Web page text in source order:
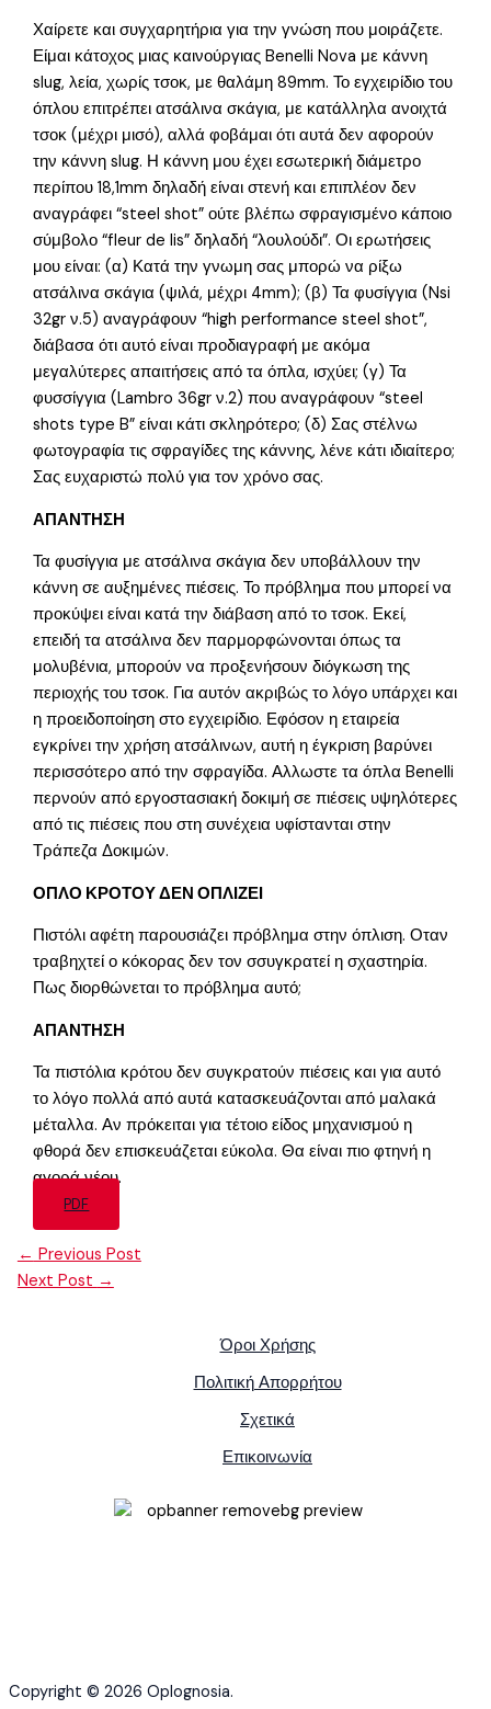
Χαίρετε και συγχαρητήρια για την γνώση που μοιράζετε.
Είμαι κάτοχος μιας καινούργιας Benelli Nova με κάννη
slug, λεία, χωρίς τσοκ, με θαλάμη 89mm. Το εγχειρίδιο του
όπλου επιτρέπει ατσάλινα σκάγια, με κατάλληλα ανοιχτά
τσοκ (μέχρι μισό), αλλά φοβάμαι ότι αυτά δεν αφορούν
την κάννη slug. Η κάννη μου έχει εσωτερική διάμετρο
περίπου 18,1mm δηλαδή είναι στενή και επιπλέον δεν
αναγράφει “steel shot” ούτε βλέπω σφραγισμένο κάποιο
σύμβολο “fleur de lis” δηλαδή “λουλούδι”. Οι ερωτήσεις
μου είναι: (α) Κατά την γνωμη σας μπορώ να ρίξω
ατσάλινα σκάγια (ψιλά, μέχρι 4mm); (β) Τα φυσίγγια (Nsi
32gr ν.5) αναγράφουν “high performance steel shot”,
διάβασα ότι αυτό είναι προδιαγραφή με ακόμα
μεγαλύτερες απαιτήσεις από τα όπλα, ισχύει; (γ) Τα
φυσσίγγια (Lambro 36gr ν.2) που αναγράφουν “steel
shots type B” είναι κάτι σκληρότερο; (δ) Σας στέλνω
φωτογραφία τις σφραγίδες της κάννης, λένε κάτι ιδιαίτερο;
Σας ευχαριστώ πολύ για τον χρόνο σας.
ΑΠΑΝΤΗΣΗ
Τα φυσίγγια με ατσάλινα σκάγια δεν υποβάλλουν την
κάννη σε αυξημένες πιέσεις. Το πρόβλημα που μπορεί να
προκύψει είναι κατά την διάβαση από το τσοκ. Εκεί,
επειδή τα ατσάλινα δεν παρμορφώνονται όπως τα
μολυβένια, μπορούν να προξενήσουν διόγκωση της
περιοχής του τσοκ. Για αυτόν ακριβώς το λόγο υπάρχει και
η προειδοποίηση στο εγχειρίδιο. Εφόσον η εταιρεία
εγκρίνει την χρήση ατσάλινων, αυτή η έγκριση βαρύνει
περισσότερο από την σφραγίδα. Αλλωστε τα όπλα Benelli
περνούν από εργοστασιακή δοκιμή σε πιέσεις υψηλότερες
από τις πιέσεις που στη συνέχεια υφίστανται στην
Τράπεζα Δοκιμών.
ΟΠΛΟ ΚΡΟΤΟΥ ΔΕΝ ΟΠΛΙΖΕΙ
Πιστόλι αφέτη παρουσιάζει πρόβλημα στην όπλιση. Οταν
τραβηχτεί ο κόκορας δεν τον σσυγκρατεί η σχαστηρία.
Πως διορθώνεται το πρόβλημα αυτό;
ΑΠΑΝΤΗΣΗ
Τα πιστόλια κρότου δεν συγκρατούν πιέσεις και για αυτό
το λόγο πολλά από αυτά κατασκευάζονται από μαλακά
μέταλλα. Αν πρόκειται για τέτοιο είδος μηχανισμού η
φθορά δεν επισκευάζεται εύκολα. Θα είναι πιο φτηνή η
αγορά νέου.
PDF
← Previous Post
Next Post →
Όροι Χρήσης
Πολιτική Απορρήτου
Σχετικά
Επικοινωνία
Copyright © 2026 Oplognosia.